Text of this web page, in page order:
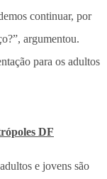
continuar, por
argumentou.
para os adultos
DF
e jovens são